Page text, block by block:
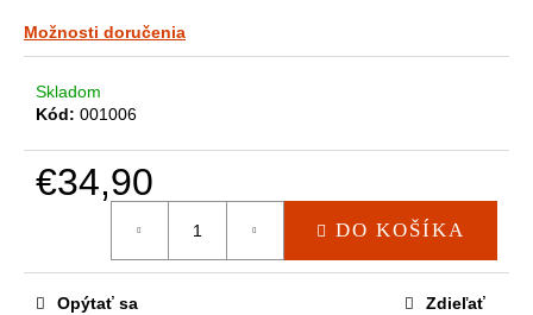
Možnosti doručenia
Skladom
Kód: 001006
€34,90
DO KOŠÍKA
Opýtať sa Zdieľať
O
d
a
m